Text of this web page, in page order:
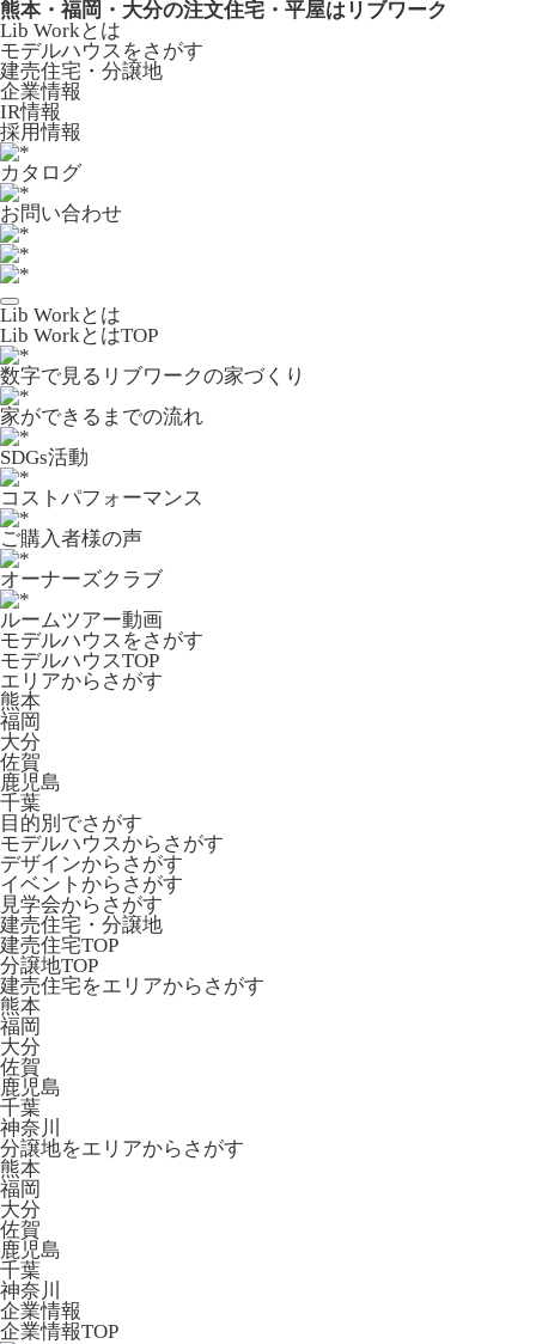
熊本・福岡・大分の注文住宅・平屋はリブワーク
Lib Workとは
モデルハウスをさがす
建売住宅・分譲地
企業情報
IR情報
採用情報
カタログ
お問い合わせ
Lib Workとは
Lib WorkとはTOP
数字で⾒るリブワークの家づくり
家ができるまでの流れ
SDGs活動
コストパフォーマンス
ご購入者様の声
オーナーズクラブ
ルームツアー動画
モデルハウスをさがす
モデルハウスTOP
エリアからさがす
熊本
福岡
大分
佐賀
鹿児島
千葉
目的別でさがす
モデルハウスからさがす
デザインからさがす
イベントからさがす
見学会からさがす
建売住宅・分譲地
建売住宅TOP
分譲地TOP
建売住宅をエリアからさがす
熊本
福岡
大分
佐賀
鹿児島
千葉
神奈川
分譲地をエリアからさがす
熊本
福岡
大分
佐賀
鹿児島
千葉
神奈川
企業情報
企業情報TOP